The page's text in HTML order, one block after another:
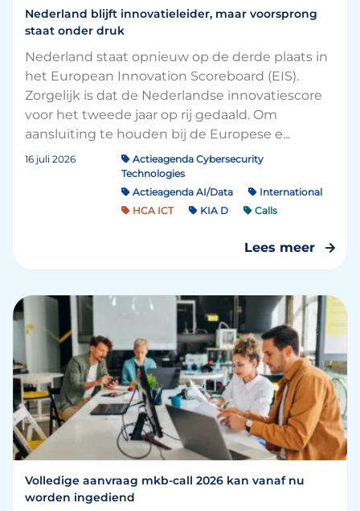
Nederland blijft innovatieleider, maar voorsprong
staat onder druk
Nederland staat opnieuw op de derde plaats in
het European Innovation Scoreboard (EIS).
Zorgelijk is dat de Nederlandse innovatiescore
voor het tweede jaar op rij gedaald. Om
aansluiting te houden bij de Europese e...
16 juli 2026
Actieagenda Cybersecurity
Technologies
Actieagenda AI/Data
International
HCA ICT
KIA D Calls
Lees meer
Volledige aanvraag mkb-call 2026 kan vanaf nu
worden ingediend